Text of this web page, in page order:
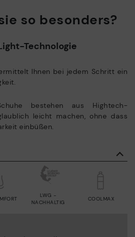
so besonders?
Technologie
Ihnen bei jedem Schritt ein
bestehen aus Hightech-
leicht machen, ohne dass
einbüßen.
LWG -
NACHHALTIG
COOLMAX